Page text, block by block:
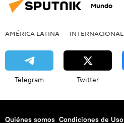
Mundo
AMÉRICA LATINA INTERNACIONAL
Telegram Twitter
Quiénes somos Condiciones de Uso